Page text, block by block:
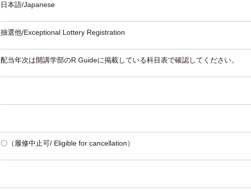
日本語/Japanese
抽選他/Exceptional Lottery Registration
配当年次は開講学部のR Guideに掲載している科目表で確認してください。
〇（履修中止可/ Eligible for cancellation）